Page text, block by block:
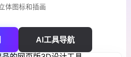
体图标和插画
AI工具导航